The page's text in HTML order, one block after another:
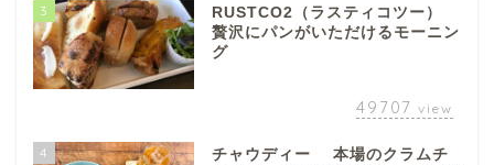
3
RUSTCO2（ラスティコツー）
贅沢にパンがいただけるモーニン
グ
49707 view
4
チャウディー 本場のクラムチ